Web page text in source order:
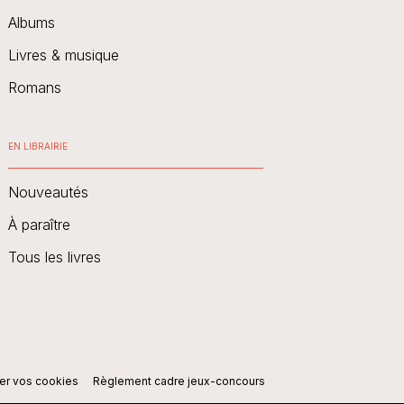
Albums
Livres & musique
Romans
EN LIBRAIRIE
Nouveautés
À paraître
Tous les livres
vos cookies Règlement cadre jeux-concours